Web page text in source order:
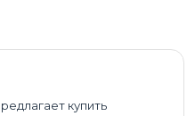
купить